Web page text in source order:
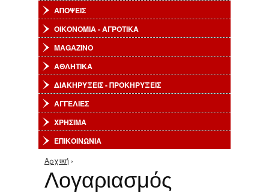
ΑΠΟΨΕΙΣ
ΟΙΚΟΝΟΜΙΑ - ΑΓΡΟΤΙΚΑ
MAGAZINO
ΑΘΛΗΤΙΚΑ
ΔΙΑΚΗΡΥΞΕΙΣ - ΠΡΟΚΗΡΥΞΕΙΣ
ΑΓΓΕΛΙΕΣ
ΧΡΗΣΙΜΑ
ΕΠΙΚΟΙΝΩΝΙΑ
Είστε εδώ
Αρχική ›
Λογαριασμός